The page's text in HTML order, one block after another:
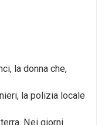
la donna che,
la polizia locale
Nei giorni